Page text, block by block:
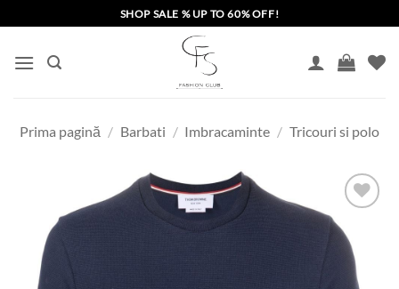
to
content
SHOP SALE % UP TO 60% OFF!
Prima pagină / Barbati / Imbracaminte / Tricouri si polo